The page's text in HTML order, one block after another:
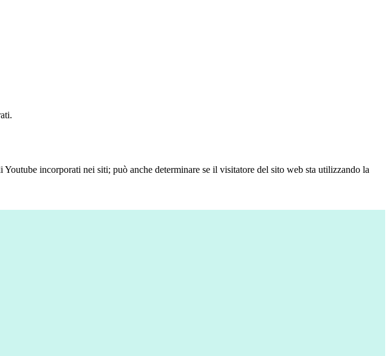
incorporati nei siti; può anche determinare se il visitatore del sito web sta utilizzando la